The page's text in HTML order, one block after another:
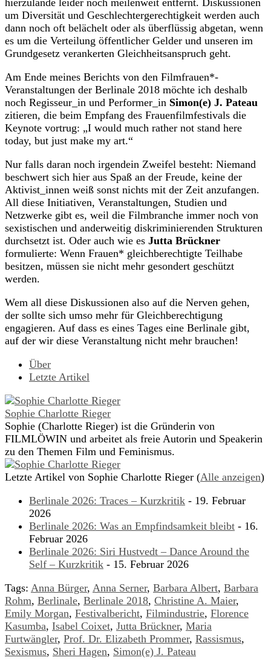
um Diversität und Geschlechtergerechtigkeit werden auch
dann noch oft belächelt oder als überflüssig abgetan, wenn
es um die Verteilung öffentlicher Gelder und unseren im
Grundgesetz verankerten Gleichheitsanspruch geht.
Am Ende meines Berichts von den Filmfrauen*-
Veranstaltungen der Berlinale 2018 möchte ich deshalb
noch Regisseur_in und Performer_in Simon(e) J. Pateau
zitieren, die beim Empfang des Frauenfilmfestivals die
Keynote vortrug: „I would much rather not stand here
today, but just make my art.“
Nur falls daran noch irgendein Zweifel besteht: Niemand
beschwert sich hier aus Spaß an der Freude, keine der
Aktivist_innen weiß sonst nichts mit der Zeit anzufangen.
All diese Initiativen, Veranstaltungen, Studien und
Netzwerke gibt es, weil die Filmbranche immer noch von
sexistischen und anderweitig diskriminierenden Strukturen
durchsetzt ist. Oder auch wie es Jutta Brückner
formulierte: Wenn Frauen* gleichberechtigte Teilhabe
besitzen, müssen sie nicht mehr gesondert geschützt
werden.
Wem all diese Diskussionen also auf die Nerven gehen,
der sollte sich umso mehr für Gleichberechtigung
engagieren. Auf dass es eines Tages eine Berlinale gibt,
auf der wir diese Veranstaltung nicht mehr brauchen!
Über
Letzte Artikel
Sophie Charlotte Rieger
Sophie (Charlotte Rieger) ist die Gründerin von
FILMLÖWIN und arbeitet als freie Autorin und Speakerin
zu den Themen Film und Feminismus.
Letzte Artikel von Sophie Charlotte Rieger (Alle anzeigen)
Berlinale 2026: Traces – Kurzkritik - 19. Februar
2026
Berlinale 2026: Was an Empfindsamkeit bleibt - 16.
Februar 2026
Berlinale 2026: Siri Hustvedt – Dance Around the
Self – Kurzkritik - 15. Februar 2026
Tags: Anna Bürger, Anna Serner, Barbara Albert, Barbara
Rohm, Berlinale, Berlinale 2018, Christine A. Maier,
Emily Morgan, Festivalbericht, Filmindustrie, Florence
Kasumba, Isabel Coixet, Jutta Brückner, Maria
Furtwängler, Prof. Dr. Elizabeth Prommer, Rassismus,
Sexismus, Sheri Hagen, Simon(e) J. Pateau